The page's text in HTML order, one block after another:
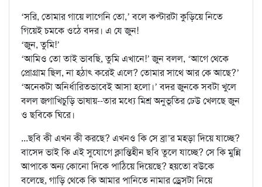
‘সরি, তোমার গায়ে লাগেনি তো,’ বলে কপ্টারটা কুড়িয়ে নিতে
গিয়েই চমকে ওঠে বদর। এ যে জুন!
‘জুন, তুমি!’
‘আমিও তো তাই ভাবছি, তুমি এখানে!’ জুন বলল, ‘আগে থেকে
প্রোগ্রাম ছিল, না হঠাৎ করেই এলে? তোমার সাথে আর কে আছে?’
‘অনেকটা অনির্ধারিতভাবেই আসা হলো।’ বদর জুনকে সবটা খুলে
বলল জগাখিচুড়ি ভাষায়--তার মধ্যে মিশ্র অনুভূতির ঢেউ খেলছে জুন
ও ছবিকে ঘিরে।
...ছবি কী এখন কী করছে? এখনও কি সে ব্রা’র মহড়া দিয়ে যাচ্ছে?
বাসেদ ভাই কি এই সুযোগে ক্লান্তিহীন ছবি তুলে যাচ্ছে? সে কি মুন্নি
আপাকে অন্য কোনো দিকে পাঠিয়ে দিয়েছে? হয়তো বউকে
বলেছে, গাড়ি থেকে কি আমার পানিতে নামার ড্রেসটা নিয়ে